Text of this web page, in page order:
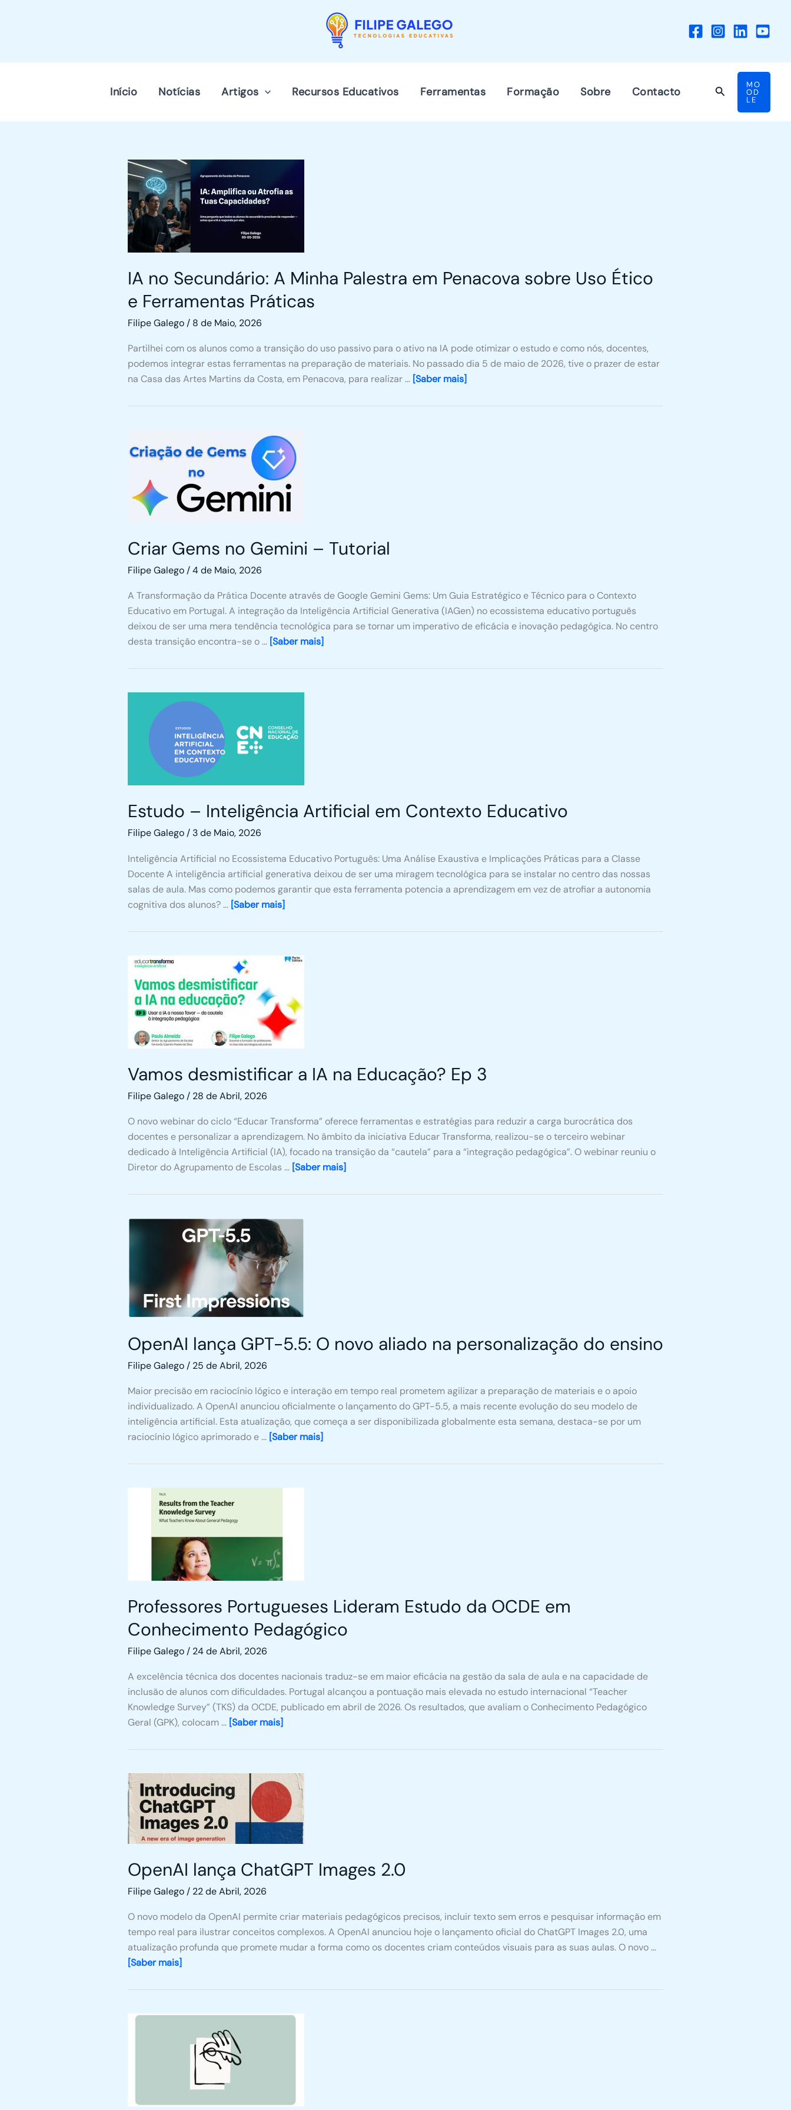
Início Notícias Artigos Recursos Educativos Ferramentas Formação Sobre Contacto SearchMO
OD
LE
IA no Secundário: A Minha Palestra em Penacova sobre Uso Ético
e Ferramentas Práticas
Filipe Galego / 8 de Maio, 2026
Partilhei com os alunos como a transição do uso passivo para o ativo na IA pode otimizar o estudo e como nós, docentes,
podemos integrar estas ferramentas na preparação de materiais. No passado dia 5 de maio de 2026, tive o prazer de estar
na Casa das Artes Martins da Costa, em Penacova, para realizar … [Saber mais]
Criar Gems no Gemini – Tutorial
Filipe Galego /4 de Maio, 2026
A Transformação da Prática Docente através de Google Gemini Gems: Um Guia Estratégico e Técnico para o Contexto
Educativo em Portugal. A integração da Inteligência Artificial Generativa (IAGen) no ecossistema educativo português
deixou de ser uma mera tendência tecnológica para se tornar um imperativo de eficácia e inovação pedagógica. No centro
desta transição encontra-se o … [Saber mais]
Estudo – Inteligência Artificial em Contexto Educativo
Filipe Galego/ 3 de Maio, 2026
Inteligência Artificial no Ecossistema Educativo Português: Uma Análise Exaustiva e Implicações Práticas para a Classe
Docente A inteligência artificial generativa deixou de ser uma miragem tecnológica para se instalar no centro das nossas
salas de aula. Mas como podemos garantir que esta ferramenta potencia a aprendizagem em vez de atrofiar a autonomia
cognitiva dos alunos? … [Saber mais]
Vamos desmistificar a IA na Educação? Ep 3
Filipe Galego / 28 de Abril, 2026
O novo webinar do ciclo “Educar Transforma” oferece ferramentas e estratégias para reduzir a carga burocrática dos
docentes e personalizar a aprendizagem. No âmbito da iniciativa Educar Transforma, realizou-se o terceiro webinar
dedicado à Inteligência Artificial (IA), focado na transição da “cautela” para a “integração pedagógica”. O webinar reuniu o
Diretor do Agrupamento de Escolas … [Saber mais]
OpenAI lança GPT-5.5: O novo aliado na personalização do ensino
Filipe Galego / 25 de Abril, 2026
Maior precisão em raciocínio lógico e interação em tempo real prometem agilizar a preparação de materiais e o apoio
individualizado. A OpenAI anunciou oficialmente o lançamento do GPT-5.5, a mais recente evolução do seu modelo de
inteligência artificial. Esta atualização, que começa a ser disponibilizada globalmente esta semana, destaca-se por um
raciocínio lógico aprimorado e … [Saber mais]
Professores Portugueses Lideram Estudo da OCDE em
Conhecimento Pedagógico
Filipe Galego / 24 de Abril, 2026
A excelência técnica dos docentes nacionais traduz-se em maior eficácia na gestão da sala de aula e na capacidade de
inclusão de alunos com dificuldades. Portugal alcançou a pontuação mais elevada no estudo internacional “Teacher
Knowledge Survey” (TKS) da OCDE, publicado em abril de 2026. Os resultados, que avaliam o Conhecimento Pedagógico
Geral (GPK), colocam … [Saber mais]
OpenAI lança ChatGPT Images 2.0
Filipe Galego / 22 de Abril, 2026
O novo modelo da OpenAI permite criar materiais pedagógicos precisos, incluir texto sem erros e pesquisar informação em
tempo real para ilustrar conceitos complexos. A OpenAI anunciou hoje o lançamento oficial do ChatGPT Images 2.0, uma
atualização profunda que promete mudar a forma como os docentes criam conteúdos visuais para as suas aulas. O novo …
[Saber mais]